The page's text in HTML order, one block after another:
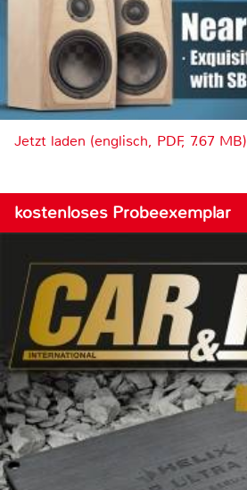
Jetzt laden (englisch, PDF, 7.67 MB)
kostenloses Probeexemplar